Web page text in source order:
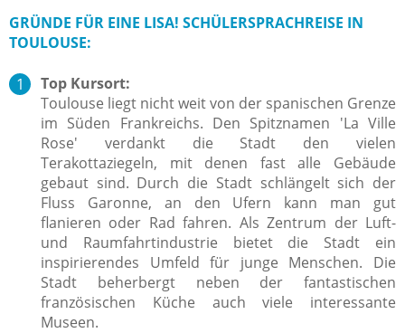
GRÜNDE FÜR EINE LISA! SCHÜLERSPRACHREISE IN
TOULOUSE:
Top Kursort:
Toulouse liegt nicht weit von der spanischen Grenze
im Süden Frankreichs. Den Spitznamen 'La Ville
Rose' verdankt die Stadt den vielen
Terakottaziegeln, mit denen fast alle Gebäude
gebaut sind. Durch die Stadt schlängelt sich der
Fluss Garonne, an den Ufern kann man gut
flanieren oder Rad fahren. Als Zentrum der Luft-
und Raumfahrtindustrie bietet die Stadt ein
inspirierendes Umfeld für junge Menschen. Die
Stadt beherbergt neben der fantastischen
französischen Küche auch viele interessante
Museen.